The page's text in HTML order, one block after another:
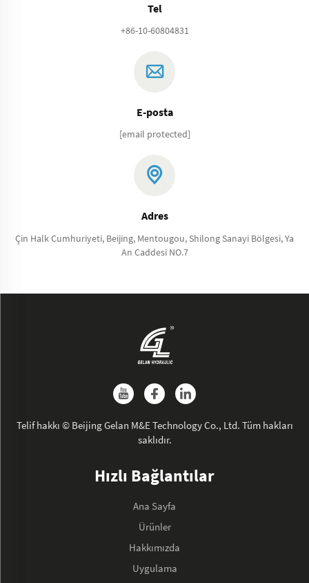
Tel
+86-10-60804831
E-posta
[email protected]
Adres
Çin Halk Cumhuriyeti, Beijing, Mentougou, Shilong Sanayi Bölgesi, Ya
An Caddesi NO.7
Telif hakkı © Beijing Gelan M&E Technology Co., Ltd. Tüm hakları
saklıdır.
Hızlı Bağlantılar
Ana Sayfa
Ürünler
Hakkımızda
Uygulama